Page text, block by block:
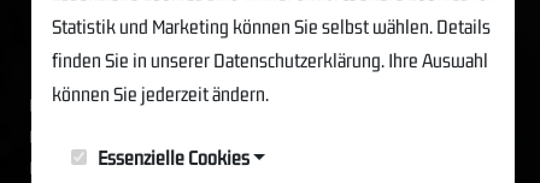
Statistik und Marketing können Sie selbst wählen. Details
finden Sie in unserer Datenschutzerklärung. Ihre Auswahl
können Sie jederzeit ändern.
Essenzielle Cookies
KRAV-MAGA-STREET-DEFENCE
© by Michael Rüppel
www.kravmagastreetdefence.com
www.leo-tactics.com